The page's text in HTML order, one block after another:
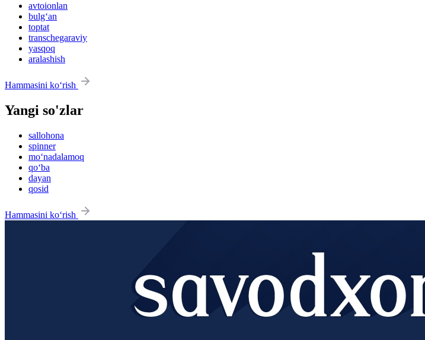
avtoionlan
bulg‘an
toptat
transchegaraviy
yasqoq
aralashish
Hammasini ko‘rish
Yangi so'zlar
sallohona
spinner
mo‘nadalamoq
qo‘ba
dayan
qosid
Hammasini ko‘rish